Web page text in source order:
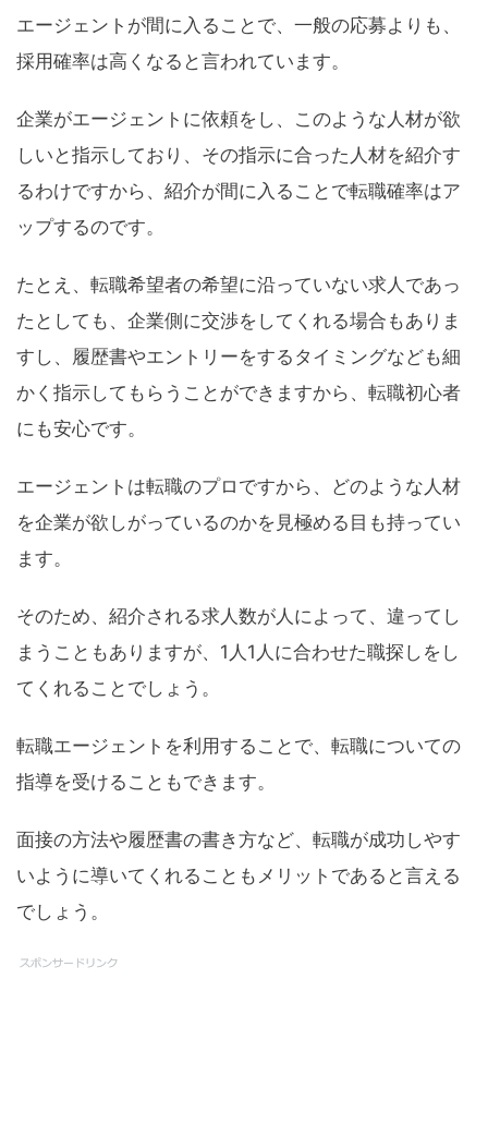
エージェントが間に入ることで、一般の応募よりも、
採用確率は高くなると言われています。
企業がエージェントに依頼をし、このような人材が欲
しいと指示しており、その指示に合った人材を紹介す
るわけですから、紹介が間に入ることで転職確率はア
ップするのです。
たとえ、転職希望者の希望に沿っていない求人であっ
たとしても、企業側に交渉をしてくれる場合もありま
すし、履歴書やエントリーをするタイミングなども細
かく指示してもらうことができますから、転職初心者
にも安心です。
エージェントは転職のプロですから、どのような人材
を企業が欲しがっているのかを見極める目も持ってい
ます。
そのため、紹介される求人数が人によって、違ってし
まうこともありますが、1人1人に合わせた職探しをし
てくれることでしょう。
転職エージェントを利用することで、転職についての
指導を受けることもできます。
面接の方法や履歴書の書き方など、転職が成功しやす
いように導いてくれることもメリットであると言える
でしょう。